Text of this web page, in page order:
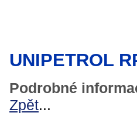
UNIPETROL
Podrobné
Zpět...